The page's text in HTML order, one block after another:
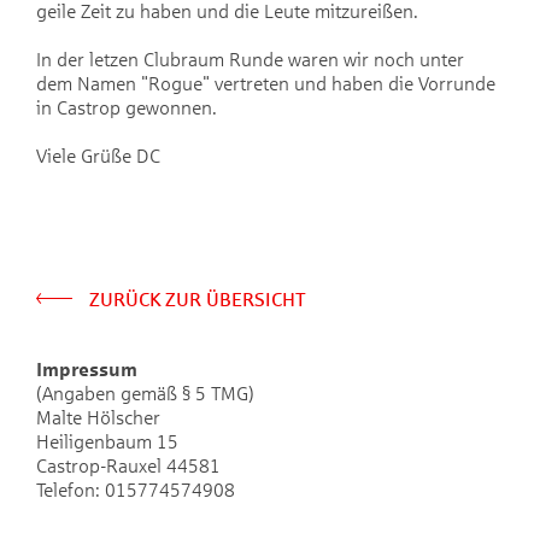
geile Zeit zu haben und die Leute mitzureißen.
In der letzen Clubraum Runde waren wir noch unter
dem Namen "Rogue" vertreten und haben die Vorrunde
in Castrop gewonnen.
Viele Grüße DC
ZURÜCK ZUR ÜBERSICHT
Impressum
(Angaben gemäß § 5 TMG)
Malte Hölscher
Heiligenbaum 15
Castrop-Rauxel 44581
Telefon: 015774574908